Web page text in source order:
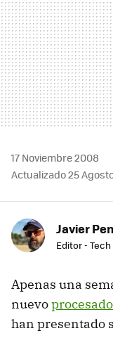
17 Noviembre 2008
Actualizado 25
Javier
Editor - Tech
Apenas una
nuevo
han presentado